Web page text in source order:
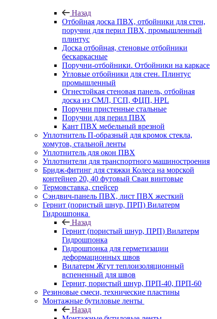
Назад
Отбойная доска ПВХ, отбойники для стен,
поручни для перил ПВХ, промышленный
плинтус
Доска отбойная, стеновые отбойники
бескаркасные
Поручни-отбойники. Отбойники на каркасе
Угловые отбойники для стен. Плинтус
промышленный
Огнестойкая стеновая панель, отбойная
доска из СМЛ, ГСП, ФЦП, HPL
Поручни пристенные стальные
Поручни для перил ПВХ
Кант ПВХ мебельный врезной
Уплотнитель П-образный для кромок стекла,
хомутов, стальной ленты
Уплотнитель для окон ПВХ
Уплотнители для транспортного машиностроения
Бридж-фитинг для стяжки Колеса на морской
контейнер 20, 40 футовый Сваи винтовые
Термовставка, спейсер
Сэндвич-панель ПВХ, лист ПВХ жесткий
Гернит (пористый шнур, ПРП) Вилатерм
Гидрошпонка
Назад
Гернит (пористый шнур, ПРП) Вилатерм
Гидрошпонка
Гидрошпонка для герметизации
деформационных швов
Вилатерм Жгут теплоизоляционный
вспененный для швов
Гернит, пористый шнур, ПРП-40, ПРП-60
Резиновые смеси, технические пластины
Монтажные бутиловые ленты
Назад